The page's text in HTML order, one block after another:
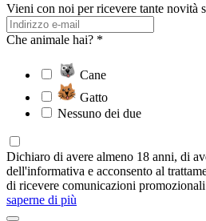
Vieni con noi per ricevere tante novità
Che animale hai? *
Cane
Gatto
Nessuno dei due
Dichiaro di avere almeno 18 anni, di
dell'informativa e acconsento al
di ricevere comunicazioni
saperne di più